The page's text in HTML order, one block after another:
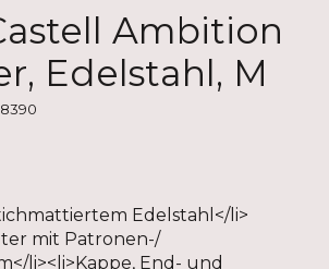
Ambition
Edelstahl, M
Edelstahl</li>
mit Patronen-/
li><li>Kappe, End- und